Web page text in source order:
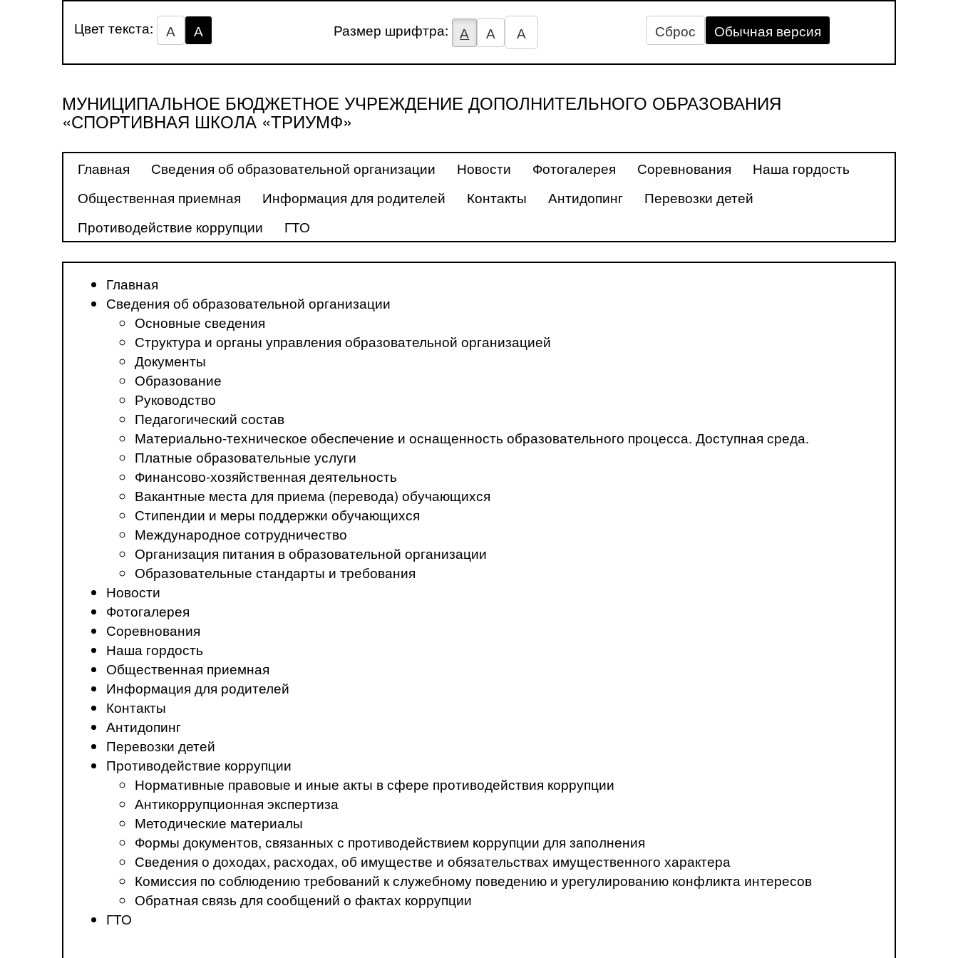
Цвет текста: А А Размер шрифтра: А А А Сброс Обычная версия
МУНИЦИПАЛЬНОЕ БЮДЖЕТНОЕ УЧРЕЖДЕНИЕ ДОПОЛНИТЕЛЬНОГО ОБРАЗОВАНИЯ
«СПОРТИВНАЯ ШКОЛА «ТРИУМФ»
Главная Сведения об образовательной организации Новости Фотогалерея Соревнования
Наша гордость
Общественная приемная
Информация для родителей Контакты Антидопинг
Перевозки детей
Противодействие коррупции
ГТО
Главная
Сведения об образовательной организации
Основные сведения
Структура и органы управления образовательной организацией
Документы
Образование
Руководство
Педагогический состав
Материально-техническое обеспечение и оснащенность образовательного процесса. Доступная среда.
Платные образовательные услуги
Финансово-хозяйственная деятельность
Вакантные места для приема (перевода) обучающихся
Стипендии и меры поддержки обучающихся
Международное сотрудничество
Организация питания в образовательной организации
Образовательные стандарты и требования
Новости
Фотогалерея
Соревнования
Наша гордость
Общественная приемная
Информация для родителей
Контакты
Антидопинг
Перевозки детей
Противодействие коррупции
Нормативные правовые и иные акты в сфере противодействия коррупции
Антикоррупционная экспертиза
Методические материалы
Формы документов, связанных с противодействием коррупции для заполнения
Сведения о доходах, расходах, об имуществе и обязательствах имущественного характера
Комиссия по соблюдению требований к служебному поведению и урегулированию конфликта интересов
Обратная связь для сообщений о фактах коррупции
ГТО